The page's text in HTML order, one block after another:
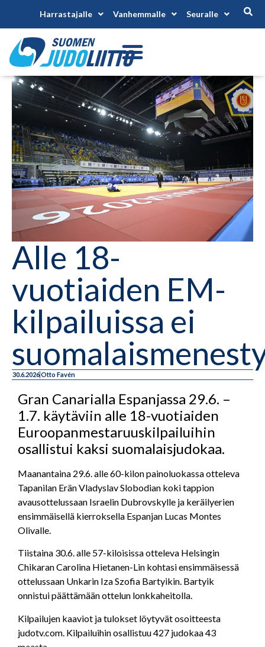
Harrastajalle Vanhemmalle Seuralle
Alle 18-
vuotiaiden EM-
kilpailuissa ei
30.6.2026Otto Favén
Gran Canarialla Espanjassa 29.6. –
1.7. käytäviin alle 18-vuotiaiden
Euroopanmestaruuskilpailuihin
osallistui kaksi suomalaisjudokaa.
Maanantaina 29.6. alle 60-kilon painoluokassa otteleva
Tapanilan Erän Vladyslav Slobodian koki tappion
avausottelussaan Israelin Dubrovskylle ja keräilyerien
ensimmäisellä kierroksella Espanjan Lucas Montes
Olivalle.
Tiistaina 30.6. alle 57-kiloisissa otteleva Helsingin
Chikaran Carolina Hietanen-Lin kohtasi ensimmäisessä
ottelussaan Unkarin Iza Szofia Bartyikin. Bartyik
onnistui päättämään ottelun lonkkaheitolla.
Kilpailujen kaaviot ja tulokset löytyvät osoitteesta
judotv.com. Kilpailuihin osallistuu 427 judokaa 43